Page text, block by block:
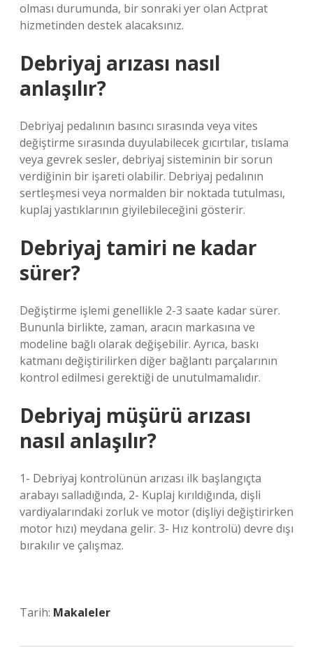
olması durumunda, bir sonraki yer olan Actprat
hizmetinden destek alacaksınız.
Debriyaj arızası nasıl
anlaşılır?
Debriyaj pedalının basıncı sırasında veya vites
değiştirme sırasında duyulabilecek gıcırtılar, tıslama
veya gevrek sesler, debriyaj sisteminin bir sorun
verdiğinin bir işareti olabilir. Debriyaj pedalının
sertleşmesi veya normalden bir noktada tutulması,
kuplaj yastıklarının giyilebileceğini gösterir.
Debriyaj tamiri ne kadar
sürer?
Değiştirme işlemi genellikle 2-3 saate kadar sürer.
Bununla birlikte, zaman, aracın markasına ve
modeline bağlı olarak değişebilir. Ayrıca, baskı
katmanı değiştirilirken diğer bağlantı parçalarının
kontrol edilmesi gerektiği de unutulmamalıdır.
Debriyaj müşürü arızası
nasıl anlaşılır?
1- Debriyaj kontrolünün arızası ilk başlangıçta
arabayı salladığında, 2- Kuplaj kırıldığında, dişli
vardiyalarındaki zorluk ve motor (dişliyi değiştirirken
motor hızı) meydana gelir. 3- Hız kontrolü) devre dışı
bırakılır ve çalışmaz.
Tarih: Makaleler